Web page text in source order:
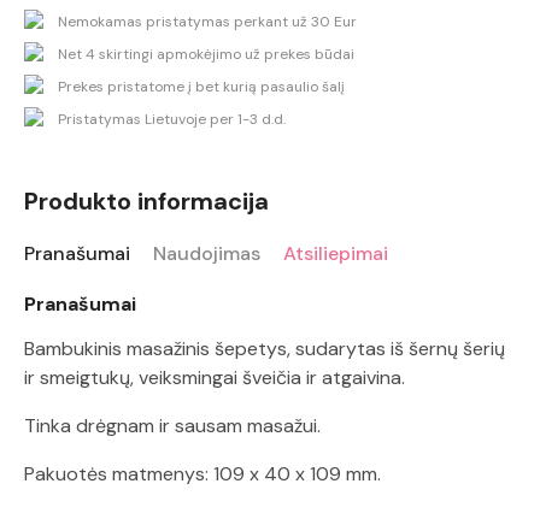
Nemokamas pristatymas perkant už 30 Eur
Net 4 skirtingi apmokėjimo už prekes būdai
Prekes pristatome į bet kurią pasaulio šalį
Pristatymas Lietuvoje per 1-3 d.d.
Produkto informacija
Pranašumai Naudojimas
Atsiliepimai
Pranašumai
Bambukinis masažinis šepetys, sudarytas iš šernų šerių
ir smeigtukų, veiksmingai šveičia ir atgaivina.
Tinka drėgnam ir sausam masažui.
Pakuotės matmenys: 109 x 40 x 109 mm.